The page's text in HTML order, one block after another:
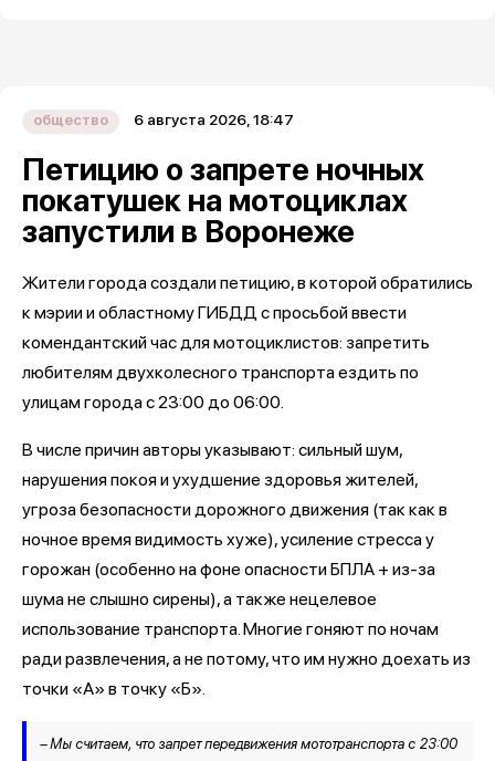
общество 6 августа 2026, 18:47
Петицию о запрете ночных
покатушек на мотоциклах
запустили в Воронеже
Жители города создали петицию, в которой обратились
к мэрии и областному ГИБДД с просьбой ввести
комендантский час для мотоциклистов: запретить
любителям двухколесного транспорта ездить по
улицам города с 23:00 до 06:00.
В числе причин авторы указывают: сильный шум,
нарушения покоя и ухудшение здоровья жителей,
угроза безопасности дорожного движения (так как в
ночное время видимость хуже), усиление стресса у
горожан (особенно на фоне опасности БПЛА + из-за
шума не слышно сирены), а также нецелевое
использование транспорта. Многие гоняют по ночам
ради развлечения, а не потому, что им нужно доехать из
точки «А» в точку «Б».
– Мы считаем, что запрет передвижения мототранспорта с 23:00